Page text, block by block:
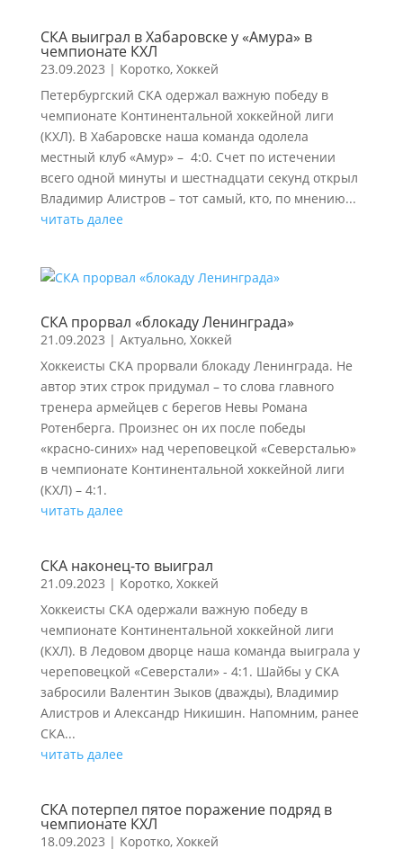
СКА выиграл в Хабаровске у «Амура» в
чемпионате КХЛ
23.09.2023 | Коротко, Хоккей
Петербургский СКА одержал важную победу в
чемпионате Континентальной хоккейной лиги
(КХЛ). В Хабаровске наша команда одолела
местный клуб «Амур» – 4:0. Счет по истечении
всего одной минуты и шестнадцати секунд открыл
Владимир Алистров – тот самый, кто, по мнению...
читать далее
СКА прорвал «блокаду Ленинграда»
21.09.2023 | Актуально, Хоккей
Хоккеисты СКА прорвали блокаду Ленинграда. Не
автор этих строк придумал – то слова главного
тренера армейцев с берегов Невы Романа
Ротенберга. Произнес он их после победы
«красно-синих» над череповецкой «Северсталью»
в чемпионате Континентальной хоккейной лиги
(КХЛ) – 4:1.
читать далее
СКА наконец-то выиграл
21.09.2023 | Коротко, Хоккей
Хоккеисты СКА одержали важную победу в
чемпионате Континентальной хоккейной лиги
(КХЛ). В Ледовом дворце наша команда выиграла у
череповецкой «Северстали» - 4:1. Шайбы у СКА
забросили Валентин Зыков (дважды), Владимир
Алистров и Александр Никишин. Напомним, ранее
СКА...
читать далее
СКА потерпел пятое поражение подряд в
чемпионате КХЛ
18.09.2023 | Коротко, Хоккей